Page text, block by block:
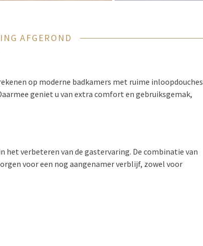
AFGEROND
op moderne badkamers met ruime inloopdouches
geniet u van extra comfort en gebruiksgemak,
verbeteren van de gastervaring. De combinatie van
voor een nog aangenamer verblijf, zowel voor